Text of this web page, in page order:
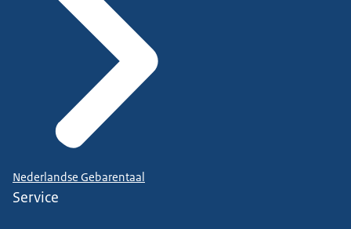
Nederlandse Gebarentaal
Service